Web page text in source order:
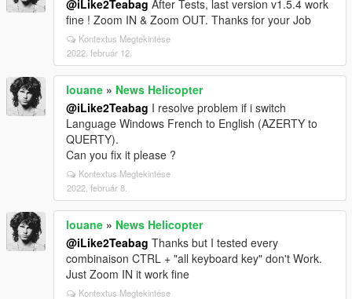
@iLike2Teabag After Tests, last version v1.5.4 work
fine ! Zoom IN & Zoom OUT. Thanks for your Job
Kontextus Megtekintése
2022. február 12.
louane » News Helicopter
@iLike2Teabag I resolve problem if i switch
Language Windows French to English (AZERTY to
QUERTY).
Can you fix it please ?
Kontextus Megtekintése
2022. február 8.
louane » News Helicopter
@iLike2Teabag Thanks but I tested every
combinaison CTRL + "all keyboard key" don't Work.
Just Zoom IN it work fine
Kontextus Megtekintése